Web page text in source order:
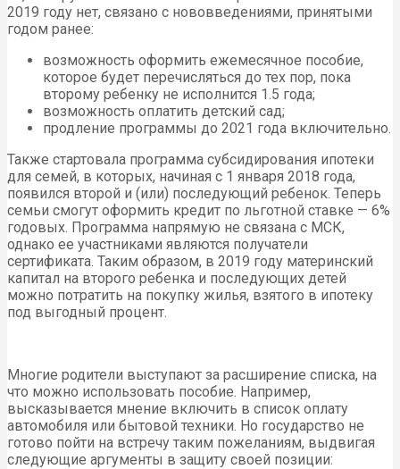
2019 году нет, связано с нововведениями, принятыми
годом ранее:
возможность оформить ежемесячное пособие,
которое будет перечисляться до тех пор, пока
второму ребенку не исполнится 1.5 года;
возможность оплатить детский сад;
продление программы до 2021 года включительно.
Также стартовала программа субсидирования ипотеки
для семей, в которых, начиная с 1 января 2018 года,
появился второй и (или) последующий ребенок. Теперь
семьи смогут оформить кредит по льготной ставке — 6%
годовых. Программа напрямую не связана с МСК,
однако ее участниками являются получатели
сертификата. Таким образом, в 2019 году материнский
капитал на второго ребенка и последующих детей
можно потратить на покупку жилья, взятого в ипотеку
под выгодный процент.
Многие родители выступают за расширение списка, на
что можно использовать пособие. Например,
высказывается мнение включить в список оплату
автомобиля или бытовой техники. Но государство не
готово пойти на встречу таким пожеланиям, выдвигая
следующие аргументы в защиту своей позиции: